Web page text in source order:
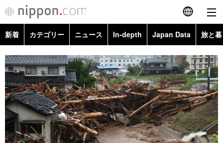
English
简体字
繁體字
Français
Español
カテゴリー
政治・外交
ニュース
新着 カテゴリー ニュース In-depth Japan Data 旅と
政治・外交
経済・ビジネス
国際・海外
社会
Topics
Images
People
東京